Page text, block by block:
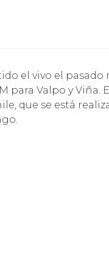
para Valpo y
que se está